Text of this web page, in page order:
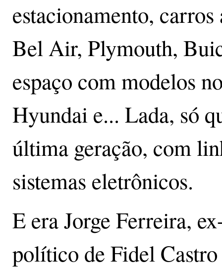
estacionamento,
Bel Air, Plymouth,
espaço com modelos
Hyundai e... Lada, só
última geração, com
sistemas eletrônicos.
E era Jorge Ferreira,
político de Fidel